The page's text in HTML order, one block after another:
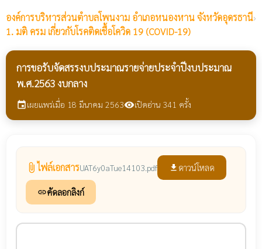
องค์การบริหารส่วนตำบลโพนงาม อำเภอหนองหาน จังหวัดอุดรธานี›
1. มติ ครม เกี่ยวกับโรคติดเชื้อโควิด 19 (COVID-19)
การขอรับจัดสรรงบประมาณรายจ่ายประจำปีงบประมาณ
พ.ศ.2563 งบกลาง
eventเผยแพร่เมื่อ 18 มีนาคม 2563visibilityเปิดอ่าน 341 ครั้ง
attach_file ไฟล์เอกสารUAT6y0aTue14103.pdf file_download ดาวน์โหลด
linkคัดลอกลิงก์